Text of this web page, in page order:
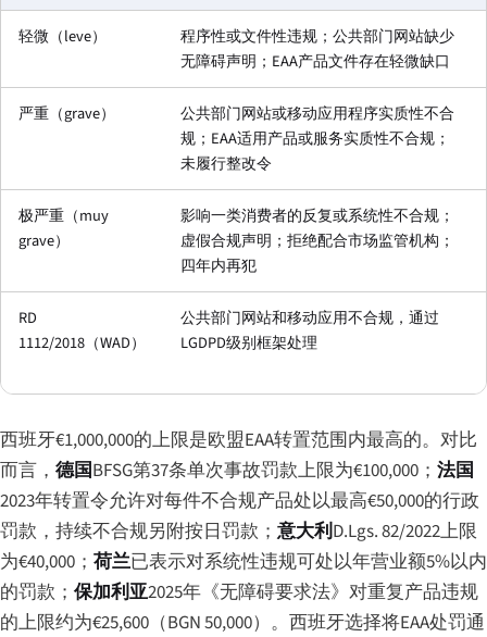
轻微（leve）
程序性或文件性违规；公共部门网站缺少
无障碍声明；EAA产品文件存在轻微缺口
严重（grave）
公共部门网站或移动应用程序实质性不合
规；EAA适用产品或服务实质性不合规；
未履行整改令
极严重（muy
grave）
影响一类消费者的反复或系统性不合规；
虚假合规声明；拒绝配合市场监管机构；
四年内再犯
RD
1112/2018（WAD）
公共部门网站和移动应用不合规，通过
LGDPD级别框架处理
西班牙€1,000,000的上限是欧盟EAA转置范围内最高的。对比
而言， 德国BFSG第37条单次事故罚款上限为€100,000； 法国
2023年转置令允许对每件不合规产品处以最高€50,000的行政
罚款，持续不合规另附按日罚款； 意大利D.Lgs. 82/2022上限
为€40,000； 荷兰已表示对系统性违规可处以年营业额5%以内
的罚款； 保加利亚2025年《无障碍要求法》对重复产品违规
的上限约为€25,600（BGN 50,000）。西班牙选择将EAA处罚通